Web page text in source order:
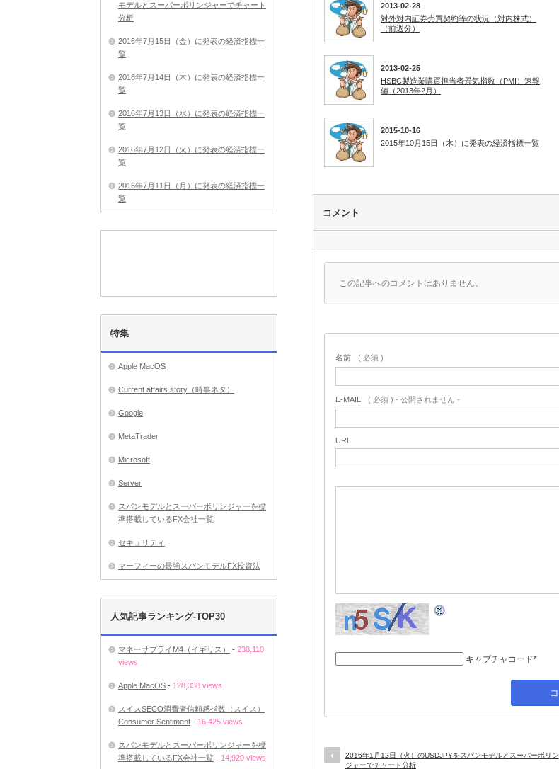
2013-02-28
対外対内証券売買契約等の状況（対内株式）
（前週分）
2013-02-25
HSBC製造業購買担当者景気指数（PMI）速報
値（2013年2月）
2015-10-16
2015年10月15日（木）に発表の経済指標一覧
コメント
この記事へのコメントはありません。
名前 ( 必須 )
E-MAIL ( 必須 ) - 公開されません -
URL
キャプチャコード*
2016年1月12日（火）のUSDJPYをスパンモデルとスーパーボリン
ジャーでチャート分析
モデルとスーパーボリンジャーでチャート
分析
2016年7月15日（金）に発表の経済指標一
覧
2016年7月14日（木）に発表の経済指標一
覧
2016年7月13日（水）に発表の経済指標一
覧
2016年7月12日（火）に発表の経済指標一
覧
2016年7月11日（月）に発表の経済指標一
覧
特集
Apple MacOS
Current affairs story（時事ネタ）
Google
MetaTrader
Microsoft
Server
スパンモデルとスーパーボリンジャーを標
準搭載しているFX会社一覧
セキュリティ
マーフィーの最強スパンモデルFX投資法
人気記事ランキング-TOP30
マネーサプライM4（イギリス） - 238,110
views
Apple MacOS - 128,338 views
スイスSECO消費者信頼感指数（スイス）
Consumer Sentiment - 16,425 views
スパンモデルとスーパーボリンジャーを標
準搭載しているFX会社一覧 - 14,920 views